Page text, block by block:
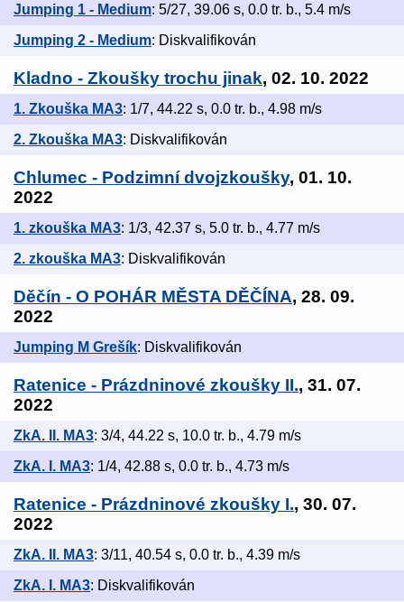
Jumping 1 - Medium: 5/27, 39.06 s, 0.0 tr. b., 5.4 m/s
Jumping 2 - Medium: Diskvalifikován
Kladno - Zkoušky trochu jinak, 02. 10. 2022
1. Zkouška MA3: 1/7, 44.22 s, 0.0 tr. b., 4.98 m/s
2. Zkouška MA3: Diskvalifikován
Chlumec - Podzimní dvojzkoušky, 01. 10.
2022
1. zkouška MA3: 1/3, 42.37 s, 5.0 tr. b., 4.77 m/s
2. zkouška MA3: Diskvalifikován
Děčín - O POHÁR MĚSTA DĚČÍNA, 28. 09.
2022
Jumping M Grešík: Diskvalifikován
Ratenice - Prázdninové zkoušky II., 31. 07.
2022
ZkA. II. MA3: 3/4, 44.22 s, 10.0 tr. b., 4.79 m/s
ZkA. I. MA3: 1/4, 42.88 s, 0.0 tr. b., 4.73 m/s
Ratenice - Prázdninové zkoušky I., 30. 07.
2022
ZkA. II. MA3: 3/11, 40.54 s, 0.0 tr. b., 4.39 m/s
ZkA. I. MA3: Diskvalifikován